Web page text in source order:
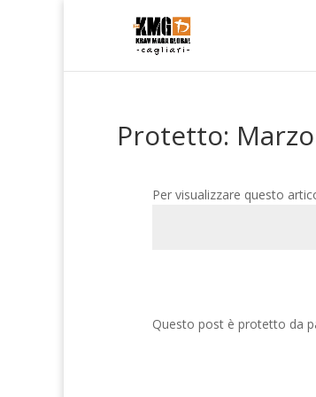
Protetto:
Per visualizzare questo
Questo post è protetto da